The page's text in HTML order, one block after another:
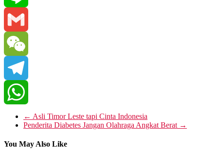
Line
Gmail
WeChat
Telegram
WhatsApp
← Asli Timor Leste tapi Cinta Indonesia
Penderita Diabetes Jangan Olahraga Angkat Berat →
You May Also Like